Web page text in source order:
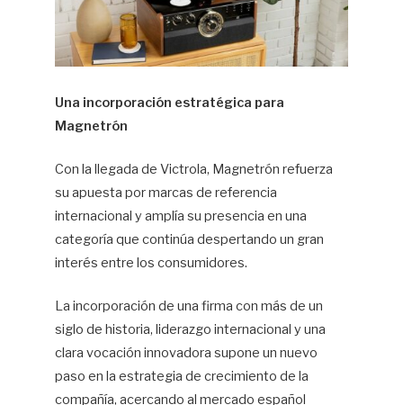
Una incorporación estratégica para
Magnetrón
Con la llegada de Victrola, Magnetrón refuerza
su apuesta por marcas de referencia
internacional y amplía su presencia en una
categoría que continúa despertando un gran
interés entre los consumidores.
La incorporación de una firma con más de un
siglo de historia, liderazgo internacional y una
clara vocación innovadora supone un nuevo
paso en la estrategia de crecimiento de la
compañía, acercando al mercado español